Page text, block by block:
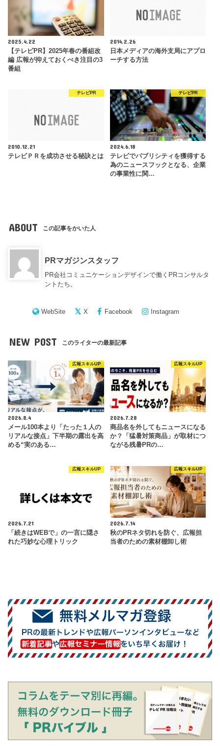
2025.4.22
【テレビPR】2025年春の番組改
編 広報が抑えておくべき注目の3
番組
2014.2.26
日本メディアの海外支局にアプロ
ーチする方法
テレビPR
2010.12.21
テレビＰＲを成功させる秘訣とは
テレビPR
2024.6.18
テレビでパブリシティを獲得する
為のニュースフックとなる、企業
の事業性に関…
ABOUT この記事をかいた人
PRマガジンスタッフ
PR会社コミュニケーションデザインで働くPRコンサルタ
ントたち。
WebSite X Facebook Instagram
NEW POST このライターの最新記事
広報スキルUP
2026.8.4
メール100本より「たった１人の
リアルな接点」下半期の露出を高
める“実のある…
広報スキルUP
2026.7.28
商品名を外してもニュースになる
か？「猛暑対策商品」が取材につ
ながる残暑PRの…
広報スキルUP
2026.7.21
「続きはWEBで」の一言に隠さ
れた巧妙な心理トリック
広報スキルUP
2026.7.14
秋のPRネタ切れを防ぐ、広報担
当者のための素材棚卸し術